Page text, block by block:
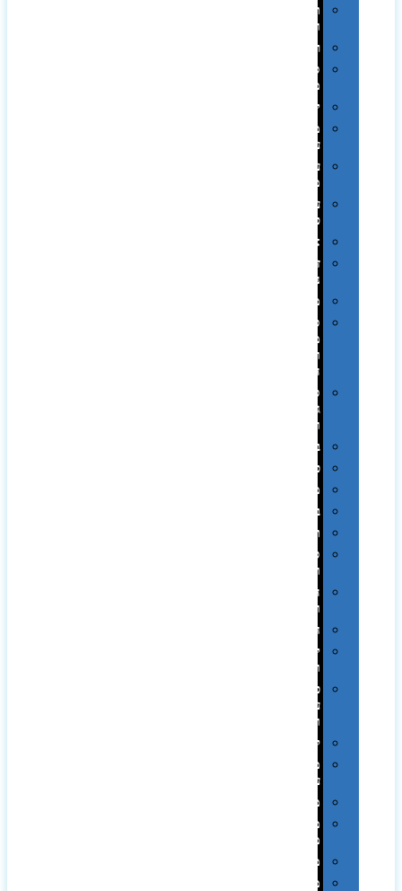
תערוכות
וכנסים
רמקולים
סוכריות
ממותגות
יודאיקה
מארזי
עטים
עטי
מתכת
עטי
פלסטיק
אוזניות
זכרונות
ניידים
מפצלים
סביבת
מחשב
וציוד
היקפי
סוללות
גיבוי
ומטענים
ביגוד
כובעים
מגבות
בקבוקים
תרמי
ספלים
וכוסות
הוקרה
ואומנות
חגים
יין
ומארזים
כלי
עבודה
ופנסים
למטבח
מוצרי
עור
מחברות
מחזיקי
מפתחות
משחקים
מתנה